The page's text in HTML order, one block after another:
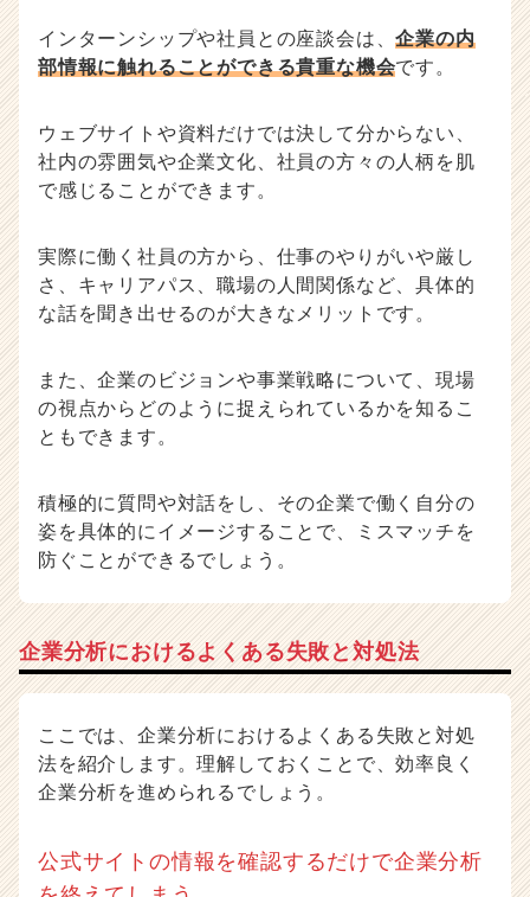
インターンシップや社員との座談会は、企業の内
部情報に触れることができる貴重な機会です。
ウェブサイトや資料だけでは決して分からない、
社内の雰囲気や企業文化、社員の方々の人柄を肌
で感じることができます。
実際に働く社員の方から、仕事のやりがいや厳し
さ、キャリアパス、職場の人間関係など、具体的
な話を聞き出せるのが大きなメリットです。
また、企業のビジョンや事業戦略について、現場
の視点からどのように捉えられているかを知るこ
ともできます。
積極的に質問や対話をし、その企業で働く自分の
姿を具体的にイメージすることで、ミスマッチを
防ぐことができるでしょう。
企業分析におけるよくある失敗と対処法
ここでは、企業分析におけるよくある失敗と対処
法を紹介します。理解しておくことで、効率良く
企業分析を進められるでしょう。
公式サイトの情報を確認するだけで企業分析